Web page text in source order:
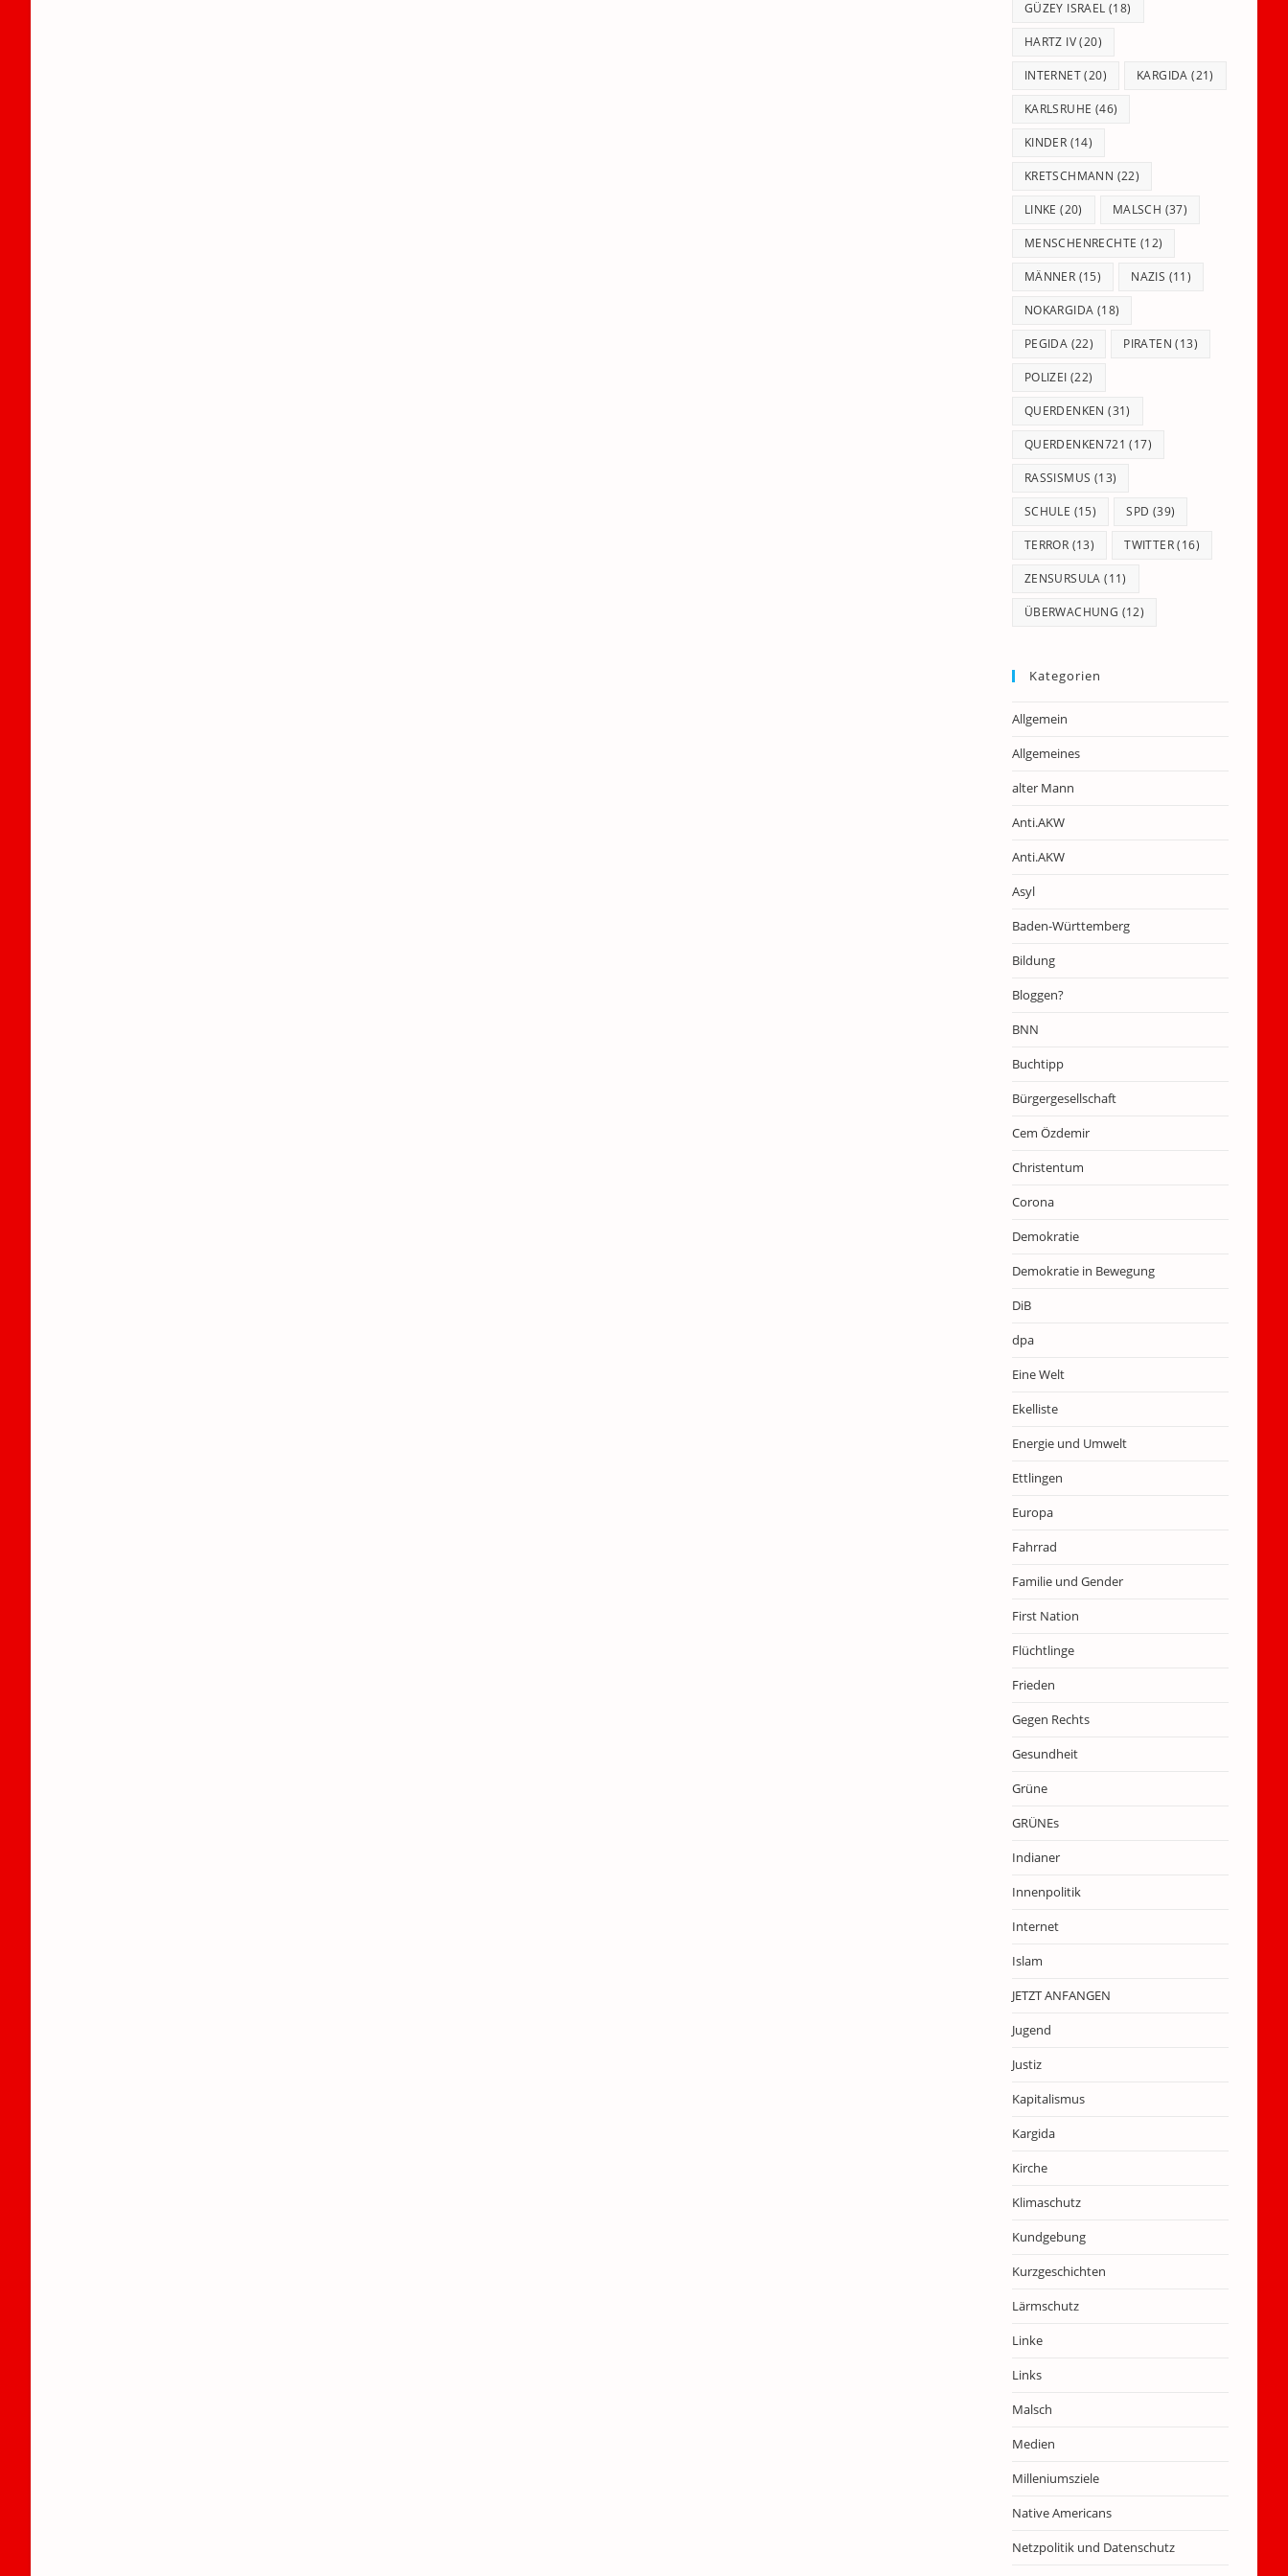
GÜZEY ISRAEL (18)
HARTZ IV(20)
INTERNET(20) KARGIDA (21)
KARLSRUHE (46)
KINDER (14)
KRETSCHMANN (22)
LINKE (20) MALSCH (37)
MENSCHENRECHTE (12)
MÄNNER (15) NAZIS (11)
NOKARGIDA (18)
PEGIDA (22) PIRATEN (13)
POLIZEI (22)
QUERDENKEN (31)
QUERDENKEN721 (17)
RASSISMUS (13)
SCHULE (15) SPD (39)
TERROR (13) TWITTER(16)
ZENSURSULA (11)
ÜBERWACHUNG (12)
Kategorien
Allgemein
Allgemeines
alter Mann
Anti.AKW
Anti.AKW
Asyl
Baden-Württemberg
Bildung
Bloggen?
BNN
Buchtipp
Bürgergesellschaft
Cem Özdemir
Christentum
Corona
Demokratie
Demokratie in Bewegung
DiB
dpa
Eine Welt
Ekelliste
Energie und Umwelt
Ettlingen
Europa
Fahrrad
Familie und Gender
First Nation
Flüchtlinge
Frieden
Gegen Rechts
Gesundheit
Grüne
GRÜNEs
Indianer
Innenpolitik
Internet
Islam
JETZT ANFANGEN
Jugend
Justiz
Kapitalismus
Kargida
Kirche
Klimaschutz
Kundgebung
Kurzgeschichten
Lärmschutz
Linke
Links
Malsch
Medien
Milleniumsziele
Native Americans
Netzpolitik und Datenschutz